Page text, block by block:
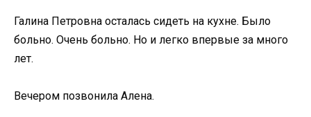
Галина Петровна осталась сидеть на кухне. Было
больно. Очень больно. Но и легко впервые за много
лет.
Вечером позвонила Алена.